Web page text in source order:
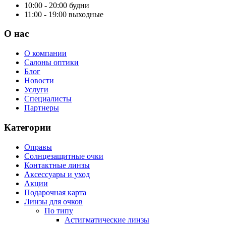
10:00 - 20:00 будни
11:00 - 19:00 выходные
О нас
О компании
Салоны оптики
Блог
Новости
Услуги
Специалисты
Партнеры
Категории
Оправы
Солнцезащитные очки
Контактные линзы
Аксессуары и уход
Акции
Подарочная карта
Линзы для очков
По типу
Астигматические линзы